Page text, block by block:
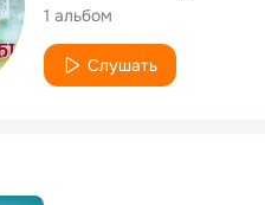
1 альбом
Слушать